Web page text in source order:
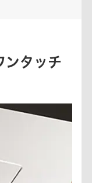
タッチ